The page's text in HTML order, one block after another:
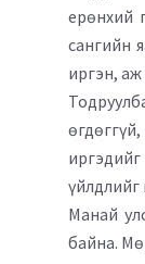
ерөнхий
сангийн
иргэн,
үйлдлийг
Манай
байна.